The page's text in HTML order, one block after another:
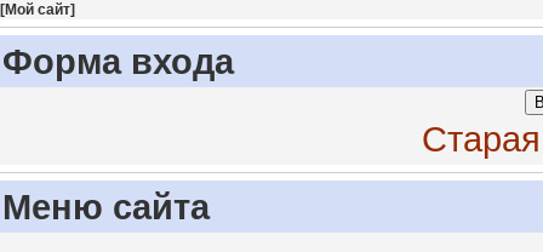
[Мой сайт]
Форма входа
Меню сайта